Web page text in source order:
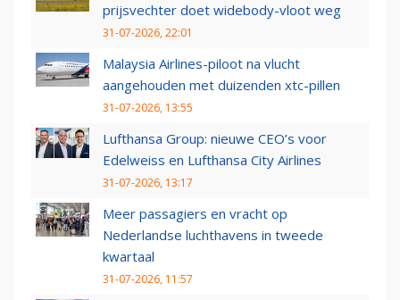
prijsvechter doet widebody-vloot weg
31-07-2026, 22:01
Malaysia Airlines-piloot na vlucht
aangehouden met duizenden xtc-pillen
31-07-2026, 13:55
Lufthansa Group: nieuwe CEO’s voor
Edelweiss en Lufthansa City Airlines
31-07-2026, 13:17
Meer passagiers en vracht op
Nederlandse luchthavens in tweede
kwartaal
31-07-2026, 11:57